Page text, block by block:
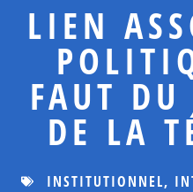
LIEN
FAUT DU
DE LA
INSTITUTIONNEL,